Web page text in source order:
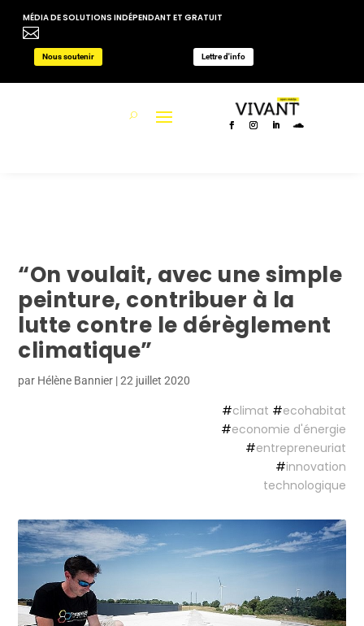
MÉDIA DE SOLUTIONS INDÉPENDANT ET GRATUIT

Nous soutenir Lettre d'info
“On voulait, avec une simple
peinture, contribuer à la
lutte contre le dérèglement
climatique”
par Hélène Bannier |22 juillet 2020
#climat #ecohabitat
#economie d'énergie
#entrepreneuriat
#innovation
technologique